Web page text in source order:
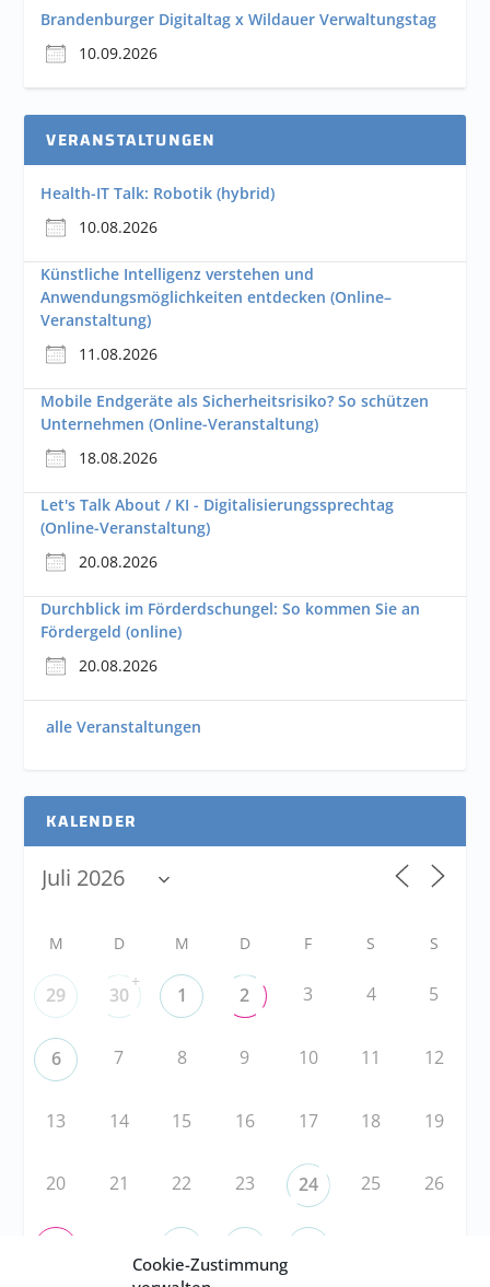
Cookie-Zustimmung
Brandenburger Digitaltag x Wildauer Verwaltungstag
10.09.2026
VERANSTALTUNGEN
Health-IT Talk: Robotik (hybrid)
10.08.2026
Künstliche Intelligenz verstehen und
Anwendungsmöglichkeiten entdecken (Online–
Veranstaltung)
11.08.2026
Mobile Endgeräte als Sicherheitsrisiko? So schützen
Unternehmen (Online-Veranstaltung)
18.08.2026
Let's Talk About / KI - Digitalisierungssprechtag
(Online-Veranstaltung)
20.08.2026
Durchblick im Förderdschungel: So kommen Sie an
Fördergeld (online)
20.08.2026
alle Veranstaltungen
KALENDER
M D M D F S S
29 30
+
1 2 3 4 5
6 7 8 9 10 11 12
13 14 15 16 17 18 19
20 21 22 23 24 25 26